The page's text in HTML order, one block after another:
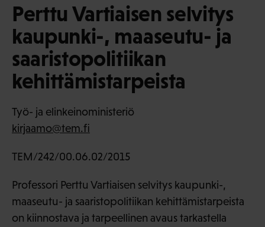
Perttu Vartiaisen selvitys
kaupunki-, maaseutu- ja
saaristopolitiikan
kehittämistarpeista
Työ- ja elinkeinoministeriö
kirjaamo@tem.fi
TEM/242/00.06.02/2015
Professori Perttu Vartiaisen selvitys kaupunki-,
maaseutu- ja saaristopolitiikan kehittämistarpeista
on kiinnostava ja tarpeellinen avaus tarkastella